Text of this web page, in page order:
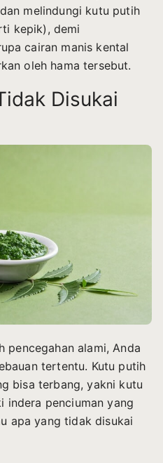
melindungi kutu putih
kepik), demi
cairan manis kental
oleh hama tersebut.
Disukai
pencegahan alami, Anda
tertentu. Kutu putih
bisa terbang, yakni kutu
indera penciuman yang
apa yang tidak disukai